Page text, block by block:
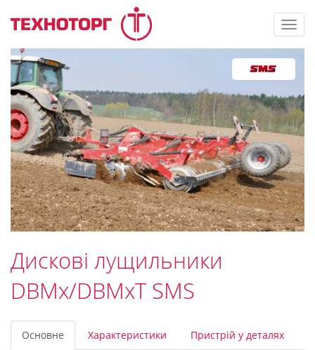
Дискові лущильники
DBMx/DBMxT SMS
Основне Характеристики Пристрій у деталях